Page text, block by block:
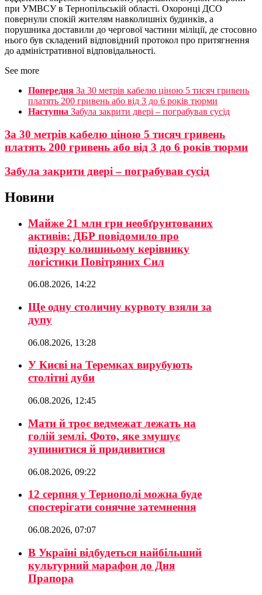
при УМВСУ в Тернопільській області. Охоронці ДСО
повернули спокій жителям навколишніх будинків, а
порушника доставили до чергової частини міліції, де стосовно
нього був складений відповідний протокол про притягнення
до адміністративної відповідальності.
See more
Попередня За 30 метрів кабелю ціною 5 тисяч гривень
платять 200 гривень або від 3 до 6 років тюрми
Наступна Забула закрити двері – пограбував сусід
За 30 метрів кабелю ціною 5 тисяч гривень
платять 200 гривень або від 3 до 6 років тюрми
Забула закрити двері – пограбував сусід
Новини
Майже 21 млн грн необґрунтованих
активів: ДБР повідомило про
підозру колишньому керівнику
логістики Повітряних Сил
06.08.2026, 14:22
Ще одну столичну курвоту взяли за
дупу
06.08.2026, 13:28
У Києві на Теремках вирубують
столітні дуби
06.08.2026, 12:45
Мати й троє ведмежат лежать на
голій землі. Фото, яке змушує
зупинитися й придивитися
06.08.2026, 09:22
12 серпня у Тернополі можна буде
спостерігати сонячне затемнення
06.08.2026, 07:07
В Україні відбудеться найбільший
культурний марафон до Дня
Прапора